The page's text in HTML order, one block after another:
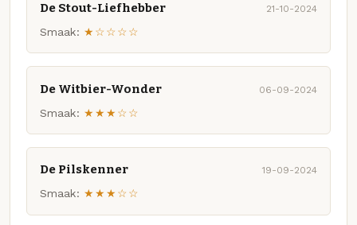
De Stout-Liefhebber 21-10-2024
Smaak: ★☆☆☆☆
De Witbier-Wonder 06-09-2024
Smaak: ★★★☆☆
De Pilskenner 19-09-2024
Smaak: ★★★☆☆